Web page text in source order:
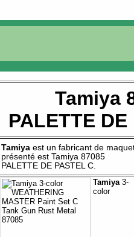
Tamiya
PALETTE DE
Tamiya est un fabricant de
présenté estTamiya 87085
PALETTE DE PASTEL C
Tamiya3-
color